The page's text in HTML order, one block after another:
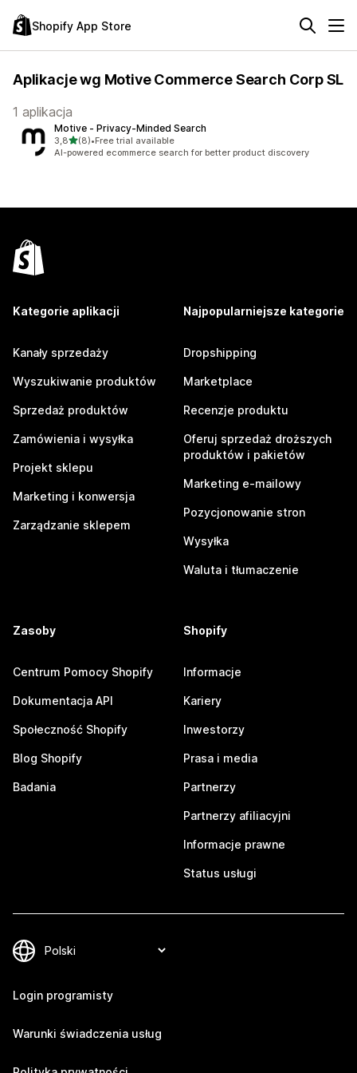
Shopify App Store
Aplikacje wg Motive Commerce Search Corp SL
1 aplikacja
Motive ‑ Privacy‑Minded Search
3,8na 5 gwiazdek
(8)
Łączna liczba recenzji: 8
•Free trial available
AI-powered ecommerce search for better product discovery
Kategorie aplikacji
Kanały sprzedaży
Wyszukiwanie produktów
Sprzedaż produktów
Zamówienia i wysyłka
Projekt sklepu
Marketing i konwersja
Zarządzanie sklepem
Najpopularniejsze kategorie
Dropshipping
Marketplace
Recenzje produktu
Oferuj sprzedaż droższych
produktów i pakietów
Marketing e-mailowy
Pozycjonowanie stron
Wysyłka
Waluta i tłumaczenie
Zasoby
Centrum Pomocy Shopify
Dokumentacja API
Społeczność Shopify
Blog Shopify
Badania
Shopify
Informacje
Kariery
Inwestorzy
Prasa i media
Partnerzy
Partnerzy afiliacyjni
Informacje prawne
Status usługi
Login programisty
Warunki świadczenia usług